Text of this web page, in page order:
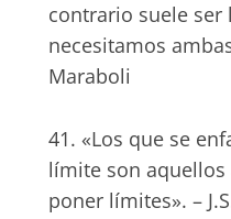
contrario suele ser
necesitamos
Maraboli
41. «Los que se
límite son
poner límites». –